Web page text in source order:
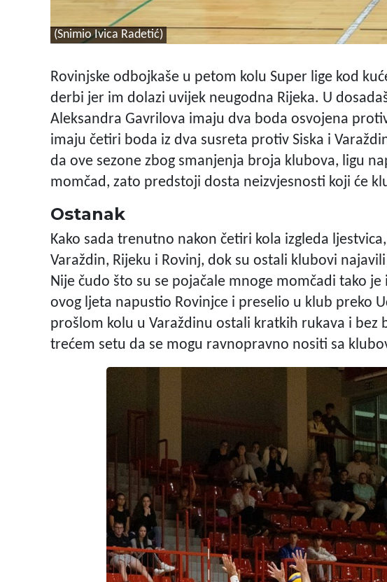
(Snimio Ivica Radetić)
Rovinjske odbojkaše u petom kolu Super lige kod
derbi jer im dolazi uvijek neugodna Rijeka. U
Aleksandra Gavrilova imaju dva boda osvojena
imaju četiri boda iz dva susreta protiv Siska i
da ove sezone zbog smanjenja broja klubova, ligu
momčad, zato predstoji dosta neizvjesnosti koji će
Ostanak
Kako sada trenutno nakon četiri kola izgleda
Varaždin, Rijeku i Rovinj, dok su ostali klubovi
Nije čudo što su se pojačale mnoge momčadi tako
ovog ljeta napustio Rovinjce i preselio u klub preko
prošlom kolu u Varaždinu ostali kratkih rukava i bez
trećem setu da se mogu ravnopravno nositi sa